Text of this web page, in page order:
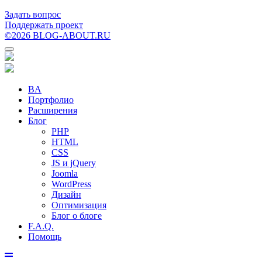
Задать вопрос
Поддержать проект
©2026 BLOG-ABOUT.RU
BA
Портфолио
Расширения
Блог
PHP
HTML
CSS
JS и jQuery
Joomla
WordPress
Дизайн
Оптимизация
Блог о блоге
F.A.Q.
Помощь